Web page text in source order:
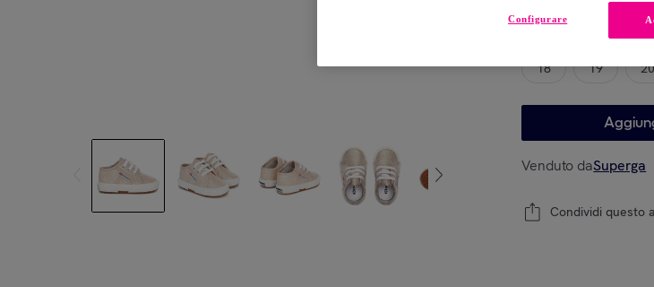
Modello
18 19
Venduto daSuperga
Condividi questo
Configurare